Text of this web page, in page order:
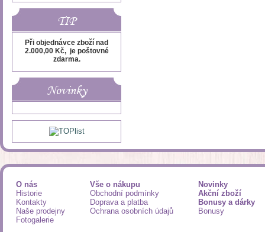
TIP
Při objednávce zboží nad
2.000,00 Kč, je poštovné
zdarma.
Novinky
O nás
Historie
Kontakty
Naše prodejny
Fotogalerie
Vše o nákupu
Obchodní podmínky
Doprava a platba
Ochrana osobních údajů
Novinky
Akční zboží
Bonusy a dárky
Bonusy